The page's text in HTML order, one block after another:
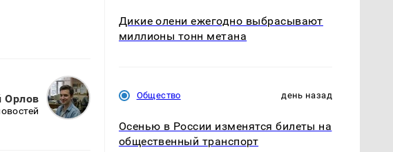
Орлов
Дикие олени ежегодно выбрасывают
миллионы тонн метана
Общество день назад
Осенью в России изменятся билеты на
общественный транспорт